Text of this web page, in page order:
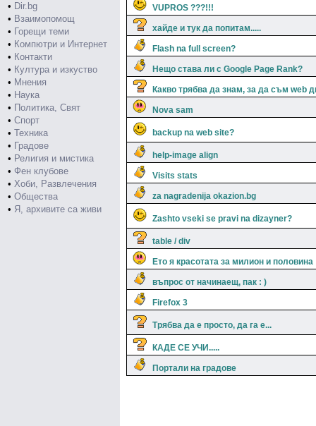
• Dir.bg
• Взаимопомощ
• Горещи теми
• Компютри и Интернет
• Контакти
• Култура и изкуство
• Мнения
• Наука
• Политика, Свят
• Спорт
• Техника
• Градове
• Религия и мистика
• Фен клубове
• Хоби, Развлечения
• Общества
• Я, архивите са живи
VUPROS ???!!!
хайде и тук да попитам.....
Flash na full screen?
Нещо става ли с Google Page Rank?
Какво трябва да знам, за да съм web
Nova sam
backup na web site?
help-image align
Visits stats
za nagradenija okazion.bg
Zashto vseki se pravi na dizayner?
table / div
Ето я красотата за милион и половина
въпрос от начинаещ, пак : )
Firefox 3
Трябва да е просто, да га е...
КАДЕ СЕ УЧИ.....
Портали на градове